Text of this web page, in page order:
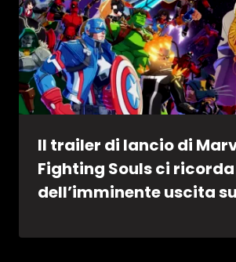
Il trailer di lancio di
Fighting Souls ci ricorda
dell’imminente uscita su